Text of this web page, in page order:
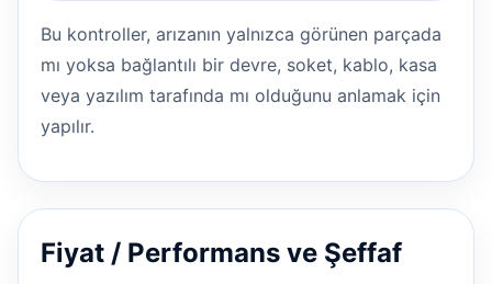
Bu kontroller, arızanın yalnızca görünen parçada
mı yoksa bağlantılı bir devre, soket, kablo, kasa
veya yazılım tarafında mı olduğunu anlamak için
yapılır.
Fiyat / Performans ve Şeffaf